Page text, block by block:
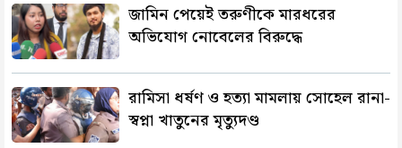
জামিন পেয়েই তরুণীকে মারধরের
অভিযোগ নোবেলের বিরুদ্ধে
রামিসা ধর্ষণ ও হত্যা মামলায় সোহেল রানা-
স্বপ্না খাতুনের মৃত্যুদণ্ড